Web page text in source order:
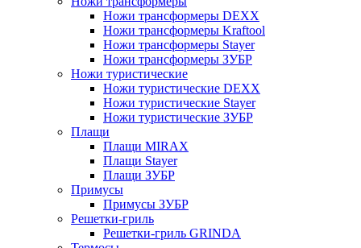
Ножи трансформеры DEXX
Ножи трансформеры Kraftool
Ножи трансформеры Stayer
Ножи трансформеры ЗУБР
Ножи туристические
Ножи туристические DEXX
Ножи туристические Stayer
Ножи туристические ЗУБР
Плащи
Плащи MIRAX
Плащи Stayer
Плащи ЗУБР
Примусы
Примусы ЗУБР
Решетки-гриль
Решетки-гриль GRINDA